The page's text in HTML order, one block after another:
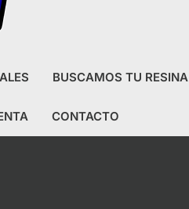
BUSCAMOS TU RESINA
CONTACTO